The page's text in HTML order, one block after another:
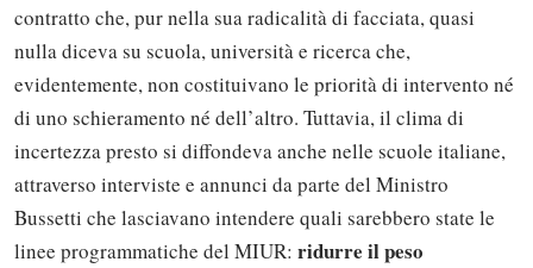
contratto che, pur nella sua radicalità di facciata, quasi
nulla diceva su scuola, università e ricerca che,
evidentemente, non costituivano le priorità di intervento né
di uno schieramento né dell’altro. Tuttavia, il clima di
incertezza presto si diffondeva anche nelle scuole italiane,
attraverso interviste e annunci da parte del Ministro
Bussetti che lasciavano intendere quali sarebbero state le
linee programmatiche del MIUR: ridurre il peso